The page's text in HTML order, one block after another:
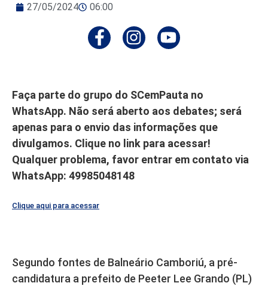
27/05/2024 06:00
Faça parte do grupo do SCemPauta no
WhatsApp. Não será aberto aos debates; será
apenas para o envio das informações que
divulgamos. Clique no link para acessar!
Qualquer problema, favor entrar em contato via
WhatsApp: 49985048148
Clique aqui para acessar
Segundo fontes de Balneário Camboriú, a pré-
candidatura a prefeito de Peeter Lee Grando (PL)